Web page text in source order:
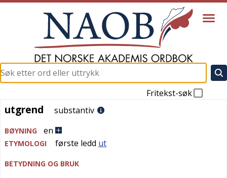
Fritekst-søk
utgrend
utgrend substantiv
BØYNING en
ETYMOLOGI første ledd ut
BETYDNING OG BRUK